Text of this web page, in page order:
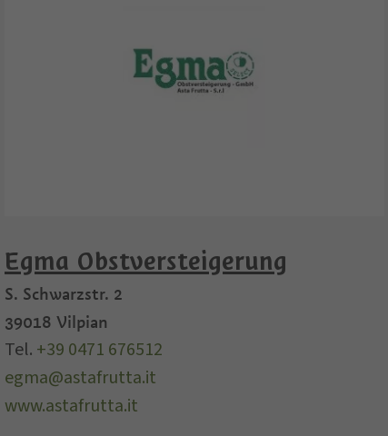
Egma Obstversteigerung
S. Schwarzstr. 2
39018 Vilpian
Tel. +39 0471 676512
egma@astafrutta.it
www.astafrutta.it